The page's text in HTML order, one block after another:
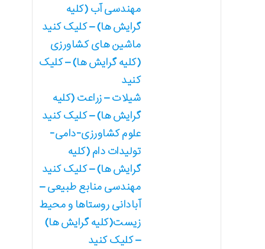
مهندسی آب (کلیه
گرایش ها) – کلیک کنید
ماشین های کشاورزی
(کلیه گرایش ها) – کلیک
کنید
شیلات – زراعت (کلیه
گرایش ها) – کلیک کنید
علوم کشاورزی-دامی-
تولیدات دام (کلیه
گرایش ها) – کلیک کنید
مهندسی منابع طبیعی –
آبادانی روستاها و محیط
زیست(کلیه گرایش ها)
– کلیک کنید